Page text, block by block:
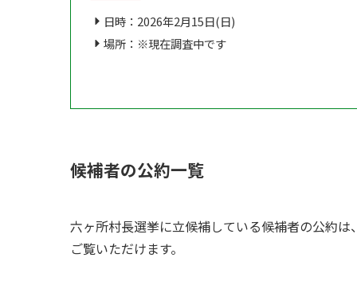
日時：2026年2月15日(日)
場所：※現在調査中です
候補者の公約一覧
六ヶ所村長選挙に立候補している候補者の公約
ご覧いただけます。